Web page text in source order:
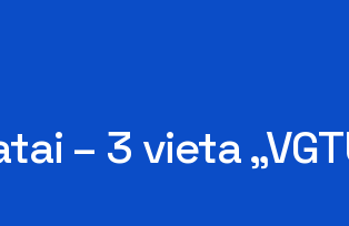
„VGTU Automotive“ komandai
– 3 vieta